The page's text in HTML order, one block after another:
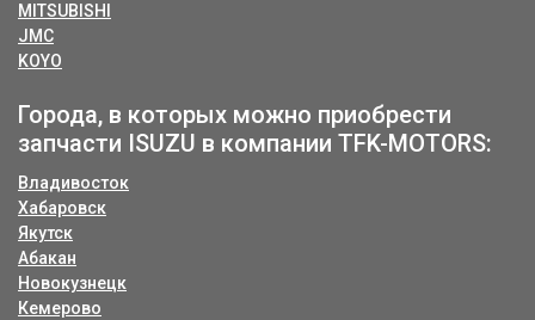
MITSUBISHI
JMC
KOYO
Города, в которых можно приобрести
запчасти ISUZU в компании TFK-MOTORS:
Владивосток
Хабаровск
Якутск
Абакан
Новокузнецк
Кемерово